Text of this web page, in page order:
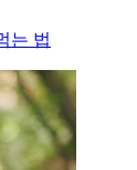
는 법